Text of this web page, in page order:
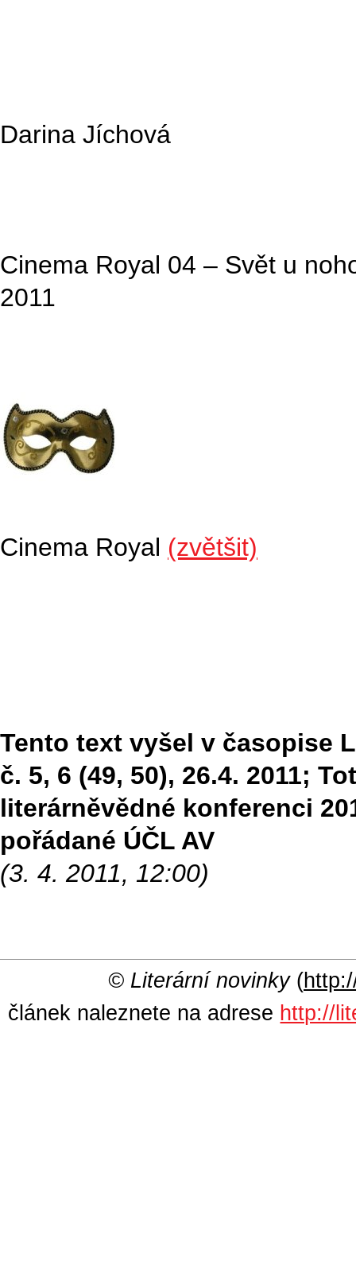
Darina Jíchová
Cinema Royal 04 – Svět u
2011
Cinema Royal (zvětšit)
Tento text vyšel v časopise
č. 5, 6 (49, 50), 26.4. 2011;
literárněvědné konferenci
pořádané ÚČL AV
(3. 4. 2011, 12:00)
© Literární novinky(
článek naleznete na adrese http://